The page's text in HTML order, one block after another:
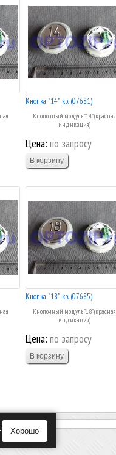
Кнопка "14" кр. (07681)
Кнопочный модуль "14" (красная
индикация)
Цена: по запросу
Кнопка "18" кр. (07685)
Кнопочный модуль "18" (красная
индикация)
Цена: по запросу
Хорошо